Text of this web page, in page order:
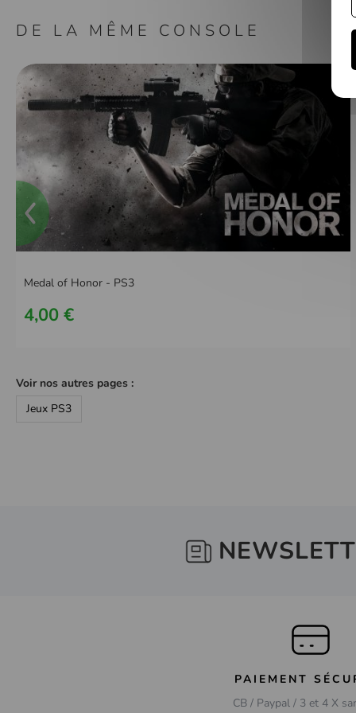
DE LA MÊME CONSOLE
Medal of Honor - PS3
4,00 €
Voir nos autres pages :
Jeux PS3
PAIEMENT
CB / Paypal / 3 et 4 X